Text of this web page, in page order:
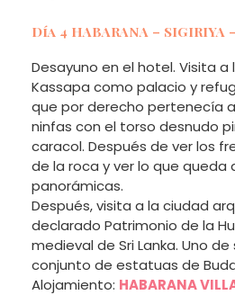
Día 4 HABARANA – SIGIRIYA
Desayuno en el hotel. Visita
Kassapa como palacio y
que por derecho pertenecía
ninfas con el torso desnudo
caracol. Después de ver los
de la roca y ver lo que
panorámicas.
Después, visita a la ciudad
declarado Patrimonio de la
medieval de Sri Lanka. Uno
conjunto de estatuas de
Alojamiento: HABARANA